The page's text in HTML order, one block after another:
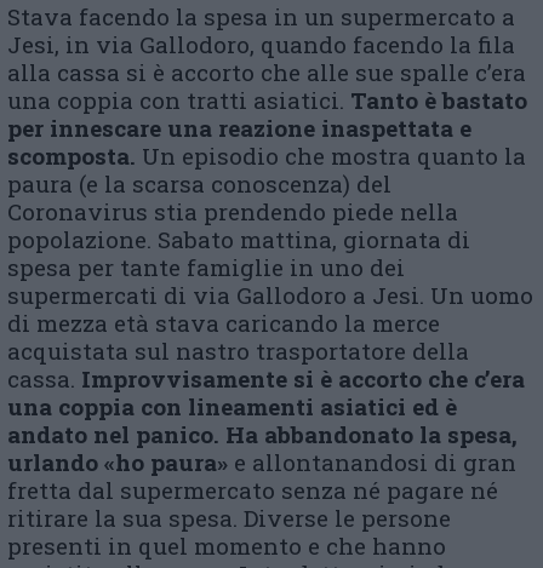
Stava facendo la spesa in un supermercato a
Jesi, in via Gallodoro, quando facendo la fila
alla cassa si è accorto che alle sue spalle c’era
una coppia con tratti asiatici. Tanto è bastato
per innescare una reazione inaspettata e
scomposta. Un episodio che mostra quanto la
paura (e la scarsa conoscenza) del
Coronavirus stia prendendo piede nella
popolazione. Sabato mattina, giornata di
spesa per tante famiglie in uno dei
supermercati di via Gallodoro a Jesi. Un uomo
di mezza età stava caricando la merce
acquistata sul nastro trasportatore della
cassa. Improvvisamente si è accorto che c’era
una coppia con lineamenti asiatici ed è
andato nel panico. Ha abbandonato la spesa,
urlando «ho paura» e allontanandosi di gran
fretta dal supermercato senza né pagare né
ritirare la sua spesa. Diverse le persone
presenti in quel momento e che hanno